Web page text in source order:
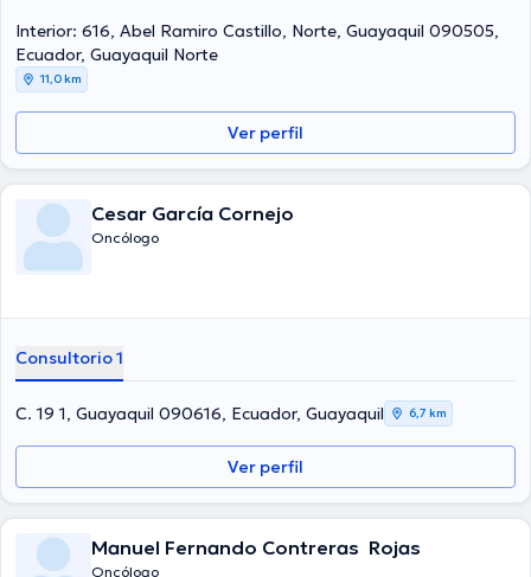
Interior: 616, Abel Ramiro Castillo, Norte, Guayaquil 090505,
Ecuador, Guayaquil Norte
11,0 km
Ver perfil
Cesar García Cornejo
Oncólogo
Consultorio 1
C. 19 1, Guayaquil 090616, Ecuador, Guayaquil 6,7 km
Ver perfil
Manuel Fernando Contreras Rojas
Oncólogo